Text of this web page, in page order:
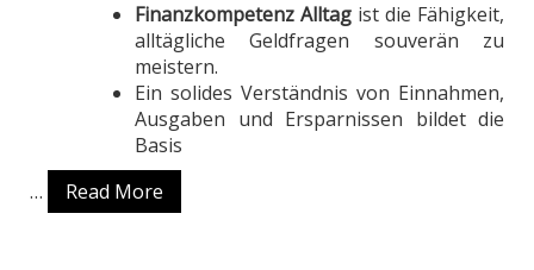
Finanzkompetenz Alltag ist die Fähigkeit,
alltägliche Geldfragen souverän zu
meistern.
Ein solides Verständnis von Einnahmen,
Ausgaben und Ersparnissen bildet die
Basis
…
Read More